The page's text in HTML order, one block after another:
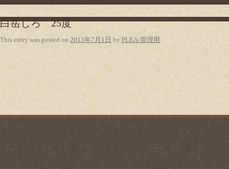
白岳しろ 25度
This entry was posted on 2013年7月1日 by PLEA-管理用 .